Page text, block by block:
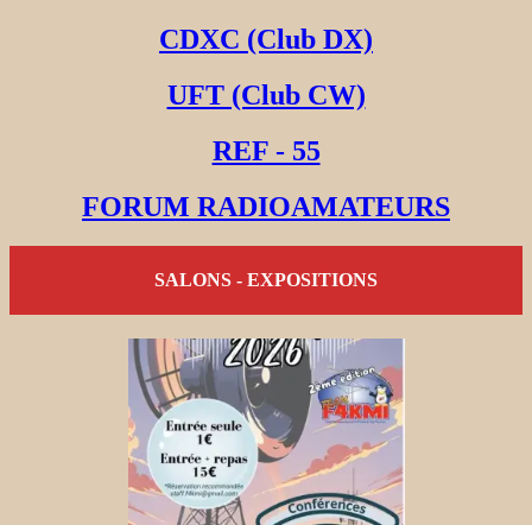
CDXC (Club DX)
UFT (Club CW)
REF - 55
FORUM RADIOAMATEURS
SALONS - EXPOSITIONS